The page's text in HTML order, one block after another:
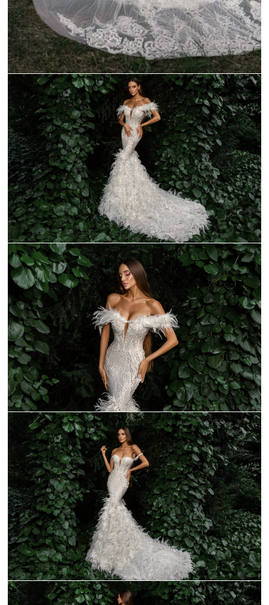
_C9A2206-1
_C9A1635-1
_C9A1588-1